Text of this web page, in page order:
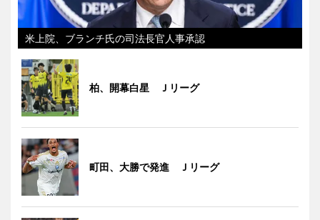
米上院、ブランチ氏の司法長官人事承認
柏、開幕白星 Ｊリーグ
町田、大勝で発進 Ｊリーグ